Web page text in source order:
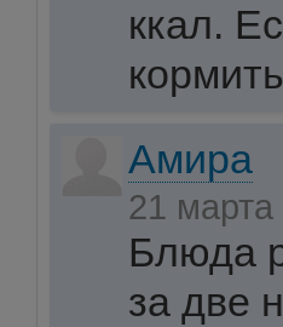
ккал.
Амира
21 марта
Блюда
за две